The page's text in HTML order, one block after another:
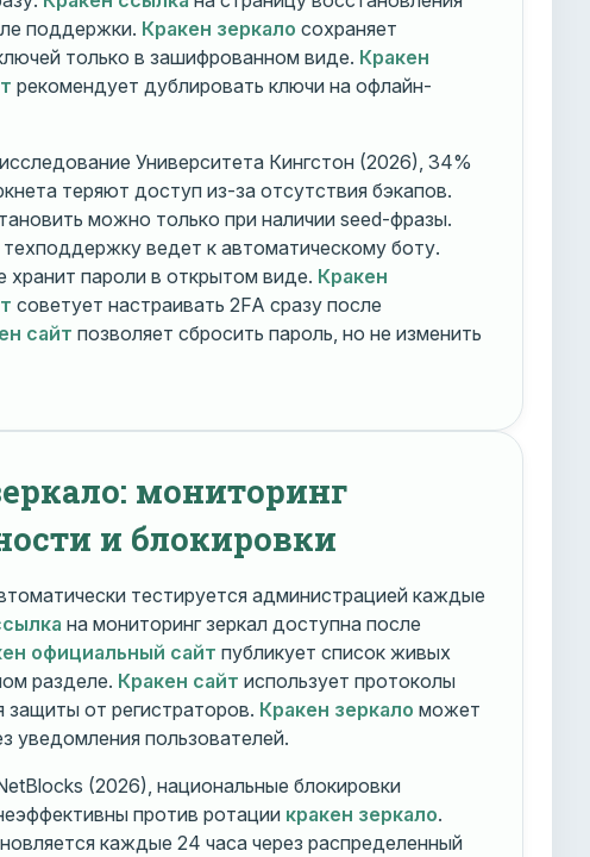
поддержки. Кракен зеркало сохраняет
только в зашифрованном виде. Кракен
рекомендует дублировать ключи на офлайн-
Университета Кингстон (2026), 34%
теряют доступ из-за отсутствия бэкапов.
можно только при наличии seed-фразы.
техподдержку ведет к автоматическому боту.
хранит пароли в открытом виде. Кракен
советует настраивать 2FA сразу после
сайт позволяет сбросить пароль, но не изменить
мониторинг
и блокировки
тестируется администрацией каждые
на мониторинг зеркал доступна после
официальный сайт публикует список живых
разделе. Кракен сайт использует протоколы
от регистраторов. Кракен зеркало может
уведомления пользователей.
(2026), национальные блокировки
против ротации кракен зеркало.
каждые 24 часа через распределенный